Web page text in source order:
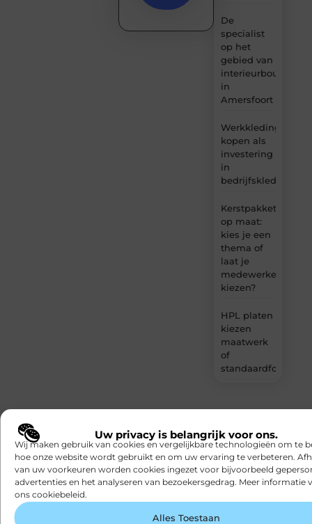
Uw privacy is belangrijk voor ons.
Wij maken gebruik van cookies en vergelijkbare technologieën om te
hoe onze website wordt gebruikt en om uw ervaring te verbeteren.
van uw voorkeuren worden cookies ingezet voor bijvoorbeeld
advertenties en het analyseren van bezoekersgedrag. Meer informatie
ons cookiebeleid.
Alles Toestaan
De
specialist
op het
gebied van
interieurbouw
in
Amersfoort
Werkkleding
kopen als
investering
in
bedrijfskleding
Kerstpakket
op maat:
kies je een
thema of
laat je
medewerkers
kiezen?
HPL platen
kiezen
maatwerk
of
standaardformaat
Gerelateerde artikelendie u mogelijk
interesseren